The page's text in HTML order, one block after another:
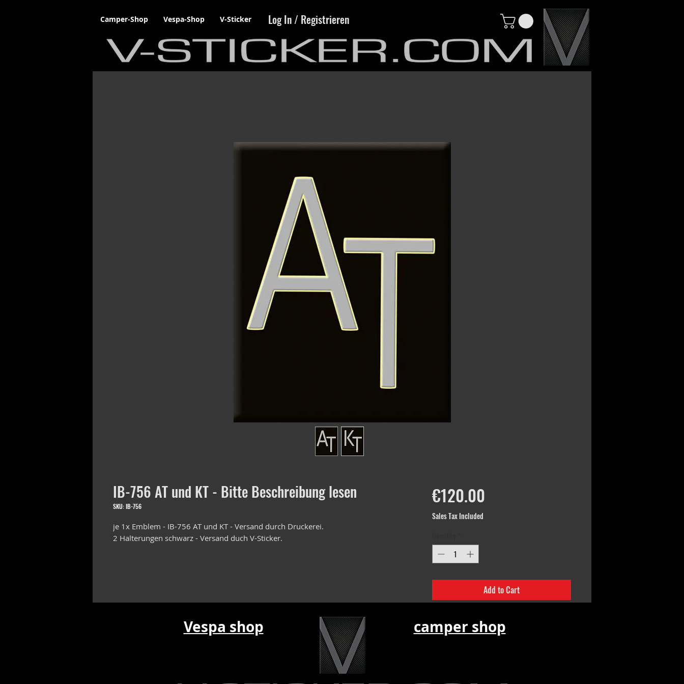
Camper-Shop Vespa-Shop V-Sticker Log In / Registrieren
IB-756 AT und KT - Bitte Beschreibung lesen
SKU: IB-756
je 1x Emblem - IB-756 AT und KT - Versand durch Druckerei.
2 Halterungen schwarz - Versand duch V-Sticker.
€120.00Price
Sales Tax Included
Add to Cart
Vespa shop camper shop